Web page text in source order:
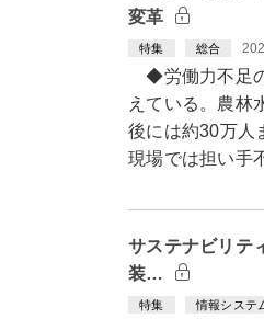
変革
特集 総合
◆労働力不足
えている。農林
後には約30万人
現場では担い手
サステナビリテ
装…
特集 情報システ